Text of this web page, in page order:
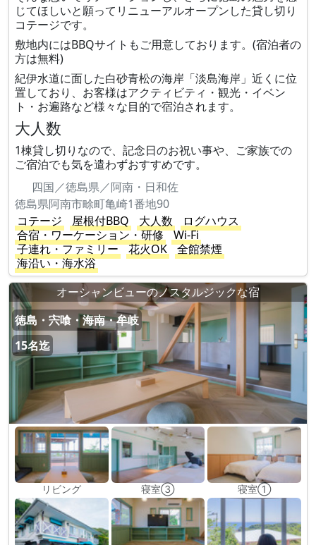
じてほしいと願ってリニューアルオープンした貸し切り
コテージです。
敷地内にはBBQサイトもご用意しております。(宿泊者の
方は無料)
紀伊水道に面した白砂青松の海岸「淡島海岸」近くに位
置しており、お客様はアクティビティ・観光・イベン
ト・お遍路など様々な目的で宿泊されます。
大人数
1棟貸し切りなので、記念日のお祝い事や、ご家族での
ご宿泊でも気を遣わずおすすめです。
四国／徳島県／阿南・日和佐
徳島県阿南市畭町亀崎1番地90
コテージ
屋根付BBQ 大人数
ログハウス
合宿・ワーケーション・研修
Wi-Fi
子連れ・ファミリー
花火OK
全館禁煙
海沿い・海水浴
オーシャンビューのノスタルジックな宿
徳島・宍喰・海南・牟岐
15名迄
リビング 寝室③ 寝室①